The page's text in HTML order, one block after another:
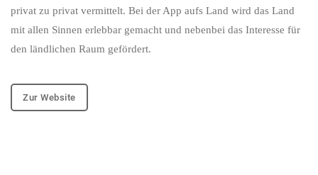
privat zu privat vermittelt. Bei der App aufs Land wird das Land
mit allen Sinnen erlebbar gemacht und nebenbei das Interesse für
den ländlichen Raum gefördert.
Zur Website